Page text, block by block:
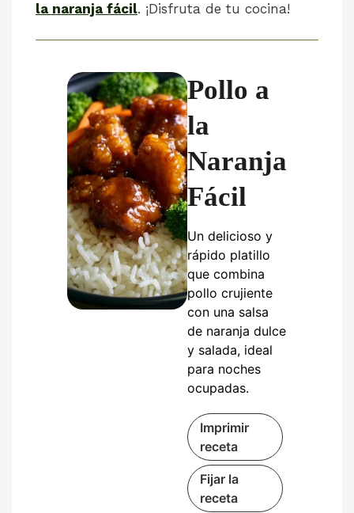
la naranja fácil. ¡Disfruta de tu cocina!
Pollo a
la
Naranja
Fácil
Un delicioso y
rápido platillo
que combina
pollo crujiente
con una salsa
de naranja dulce
y salada, ideal
para noches
ocupadas.
Imprimir
receta
Fijar la
receta